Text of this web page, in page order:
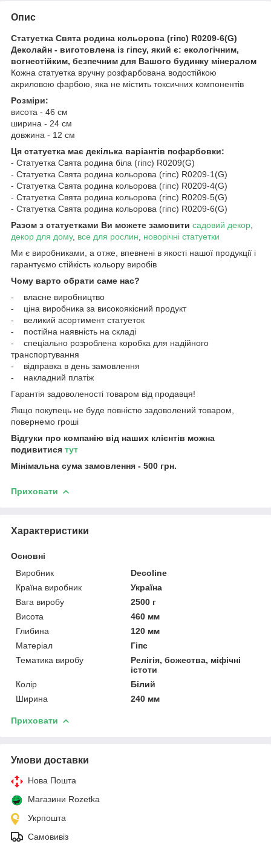
Опис
Статуетка Свята родина кольорова (гіпс) R0209-6(G)
Деколайн - виготовлена із гіпсу, який є: екологічним,
вогнестійким, безпечним для Вашого будинку мінералом
Кожна статуетка вручну розфарбована водостійкою
акриловою фарбою, яка не містить токсичних компонентів
Розміри:
висота - 46 см
ширина - 24 см
довжина - 12 см
Ця статуетка має декілька варіантів пофарбовки:
- Статуетка Свята родина біла (гіпс) R0209(G)
- Статуетка Свята родина кольорова (гіпс) R0209-1(G)
- Статуетка Свята родина кольорова (гіпс) R0209-4(G)
- Статуетка Свята родина кольорова (гіпс) R0209-5(G)
- Статуетка Свята родина кольорова (гіпс) R0209-6(G)
Разом з статуетками Ви можете замовити садовий декор
декор для дому, все для рослин
новорічні статуетки
Ми є виробниками, а отже, впевнені в якості нашої продукції і
гарантуємо стійкість кольору виробів
Чому варто обрати саме нас?
- власне виробництво
- ціна виробника за високоякісний продукт
- великий асортимент статуеток
- постійна наявність на складі
- спеціально розроблена коробка для надійного
транспортування
- відправка в день замовлення
- накладний платіж
Гарантія задоволеності товаром від продавця!
Якщо покупець не буде повністю задоволений товаром,
повернемо гроші
Відгуки про компанію від наших клієнтів можна
подивитися тут
Мінімальна сума замовлення - 500 грн.
Приховати
Характеристики
Основні
Виробник
Decoline
Країна виробник
Україна
Вага виробу
2500 г
Висота
460 мм
Глибина
120 мм
Матеріал
Гіпс
Тематика виробу
Релігія, божества, міфічні
істоти
Колір
Білий
Ширина
240 мм
Приховати
Умови доставки
Нова Пошта
Магазини Rozetka
Укрпошта
Самовивіз